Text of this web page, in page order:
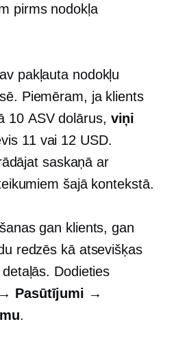
pirms nodokļa
pakļauta nodokļu
Piemēram, ja klients
10 ASV dolārus, viņi
11 vai 12 USD.
saskaņā ar
šajā kontekstā.
gan klients, gan
redzēs kā atsevišķas
Dodieties
Pasūtījumi →
.